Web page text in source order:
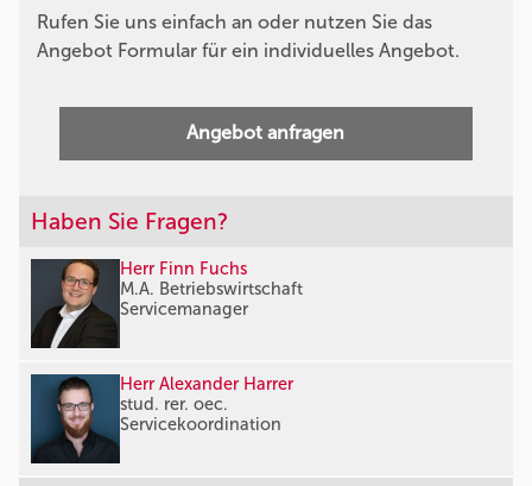
Rufen Sie uns einfach an oder nutzen Sie das
Angebot Formular für ein individuelles Angebot.
Angebot anfragen
Haben Sie Fragen?
Herr Finn Fuchs
M.A. Betriebswirtschaft
Servicemanager
Herr Alexander Harrer
stud. rer. oec.
Servicekoordination